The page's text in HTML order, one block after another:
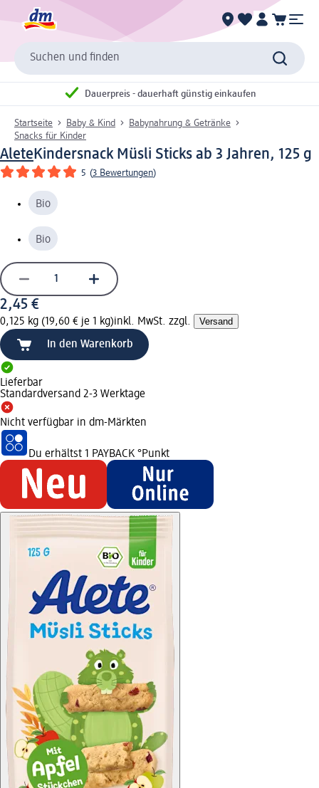
Suchen und finden
Dauerpreis - dauerhaft günstig einkaufen
Startseite Baby & Kind
Babynahrung & Getränke
Snacks für Kinder
Alete Kindersnack Müsli Sticks ab 3 Jahren, 125 g
5 (3 Bewertungen)
Bio
Bio
2,45 €
0,125 kg (19,60 € je 1 kg)inkl. MwSt. zzgl. Versand
In den Warenkorb
Lieferbar
Standardversand 2-3 Werktage
Nicht verfügbar in dm-Märkten
Du erhältst 1 PAYBACK °Punkt